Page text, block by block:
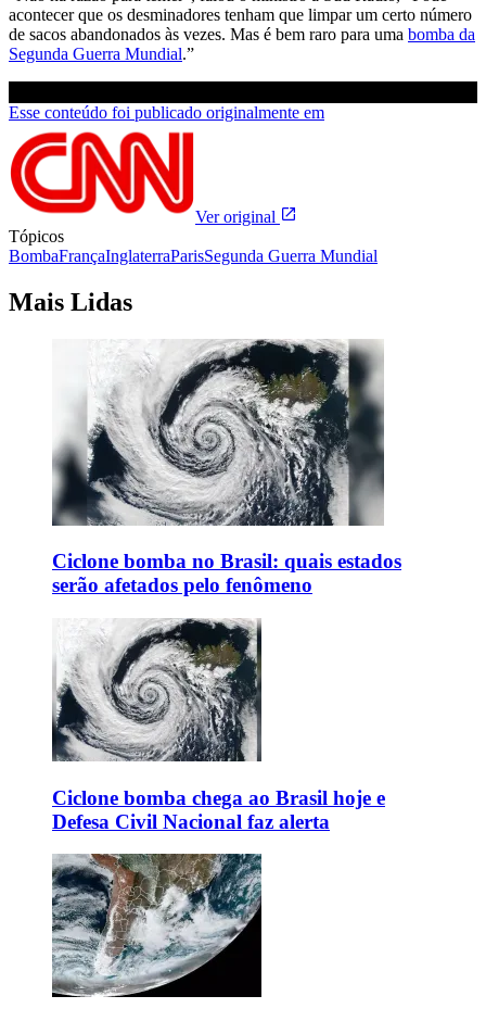
acontecer que os desminadores tenham que limpar um certo número
de sacos abandonados às vezes. Mas é bem raro para uma bomba da
Segunda Guerra Mundial.”
Esse conteúdo foi publicado originalmente em
Ver original
Tópicos
BombaFrançaInglaterraParisSegunda Guerra Mundial
Mais Lidas
Ciclone bomba no Brasil: quais estados
serão afetados pelo fenômeno
Ciclone bomba chega ao Brasil hoje e
Defesa Civil Nacional faz alerta